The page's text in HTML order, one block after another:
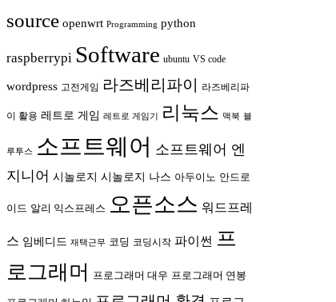
source openwrt Programming python
raspberrypi Software ubuntu VS code
wordpress 고전게임 라즈베리파이 라즈베리파
이 활용 레트로 게임 레트로 게임기 리눅스 맥북 블
루투스 소프트웨어 소프트웨어 엔
지니어 시놀로지 시놀로지 나스 아두이노 안드로
이드 알리 익스프레스 오픈소스 워드프레
스 임베디드 재택근무 코딩 코딩시작 파이썬 프
로그래머
프로그래머 대우 프로그래머 연봉